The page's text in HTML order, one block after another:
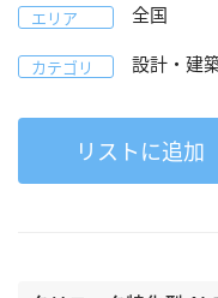
エリア 全国
カテゴリ 設計・建
リストに追加